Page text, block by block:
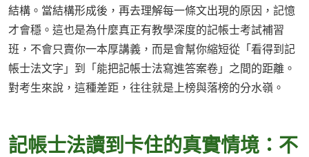
結構。當結構形成後，再去理解每一條文出現的原因，記憶
才會穩。這也是為什麼真正有教學深度的記帳士考試補習
班，不會只賣你一本厚講義，而是會幫你縮短從「看得到記
帳士法文字」到「能把記帳士法寫進答案卷」之間的距離。
對考生來說，這種差距，往往就是上榜與落榜的分水嶺。
記帳士法讀到卡住的真實情境：不